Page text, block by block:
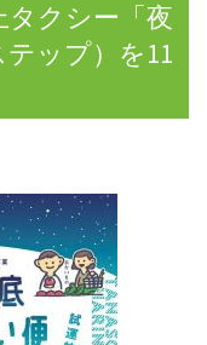
タクシー「夜
ップ）を11